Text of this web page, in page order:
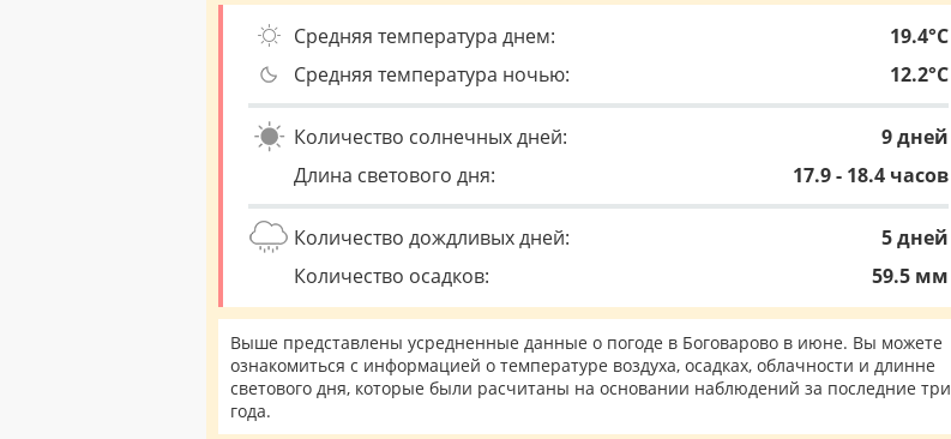
Средняя температура днем:
19.4°C
Средняя температура ночью:
12.2°C
Количество солнечных дней:
9 дней
Длина светового дня:
17.9 - 18.4 часов
Количество дождливых дней:
5 дней
Количество осадков:
59.5 мм
Выше представлены усредненные данные о погоде в Боговарово в июне. Вы можете
ознакомиться с информацией о температуре воздуха, осадках, облачности и длинне
светового дня, которые были расчитаны на основании наблюдений за последние три
года.